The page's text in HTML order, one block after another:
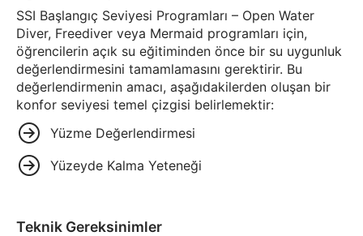
SSI Başlangıç Seviyesi Programları – Open Water
Diver, Freediver veya Mermaid programları için,
öğrencilerin açık su eğitiminden önce bir su uygunluk
değerlendirmesini tamamlamasını gerektirir. Bu
değerlendirmenin amacı, aşağıdakilerden oluşan bir
konfor seviyesi temel çizgisi belirlemektir:
Yüzme Değerlendirmesi
Yüzeyde Kalma Yeteneği
Teknik Gereksinimler